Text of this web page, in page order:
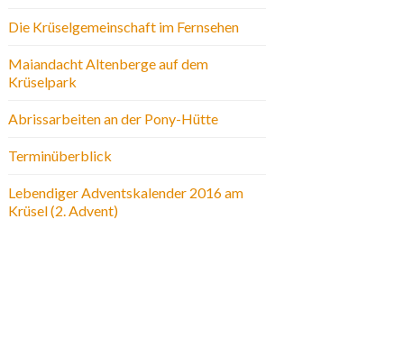
Die Krüselgemeinschaft im Fernsehen
Maiandacht Altenberge auf dem
Krüselpark
Abrissarbeiten an der Pony-Hütte
Terminüberblick
Lebendiger Adventskalender 2016 am
Krüsel (2. Advent)